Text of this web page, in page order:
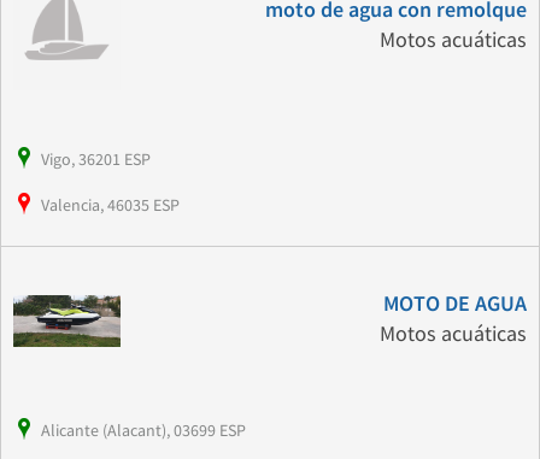
moto de agua con remolque
Motos acuáticas
Vigo, 36201 ESP
Valencia, 46035 ESP
MOTO DE AGUA
Motos acuáticas
Alicante (Alacant), 03699 ESP